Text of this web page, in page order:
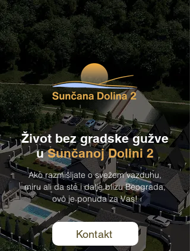
Život bez gradske gužve
uSunčanoj Dolini 2
Ako razmišljate o svežem vazduhu,
miru ali da ste i dalje blizu Beograda,
ovo je ponuda za Vas!
Kontakt